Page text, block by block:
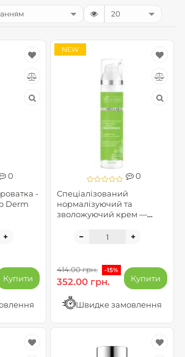
0
-
Derm
Купити
0
Спеціалізований
нормалізуючий та
зволожуючий крем —
NEW
414.00 грн. -15%
352.00 грн. Купити
Швидке замовлення